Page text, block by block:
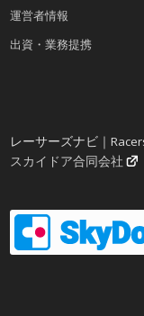
運営者情報
出資・業務提携
レーサーズナビ｜
スカイドア合同会社